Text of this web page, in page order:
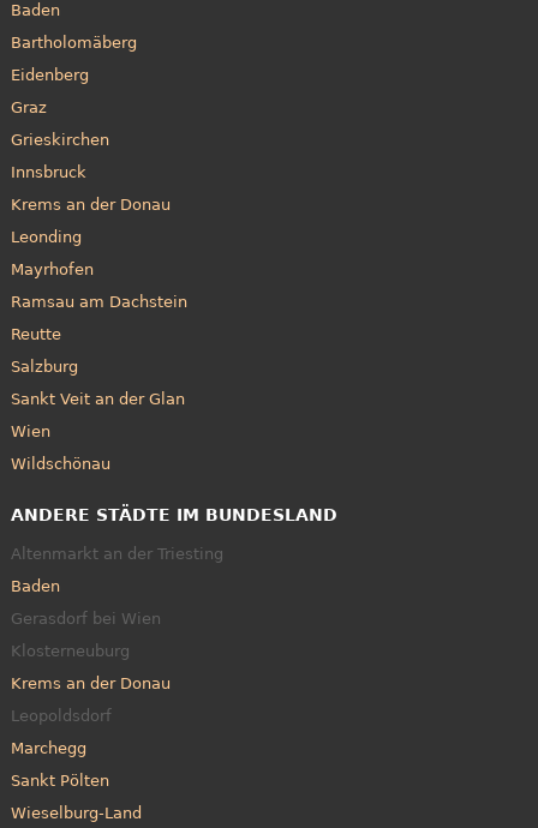
Baden
Bartholomäberg
Eidenberg
Graz
Grieskirchen
Innsbruck
Krems an der Donau
Leonding
Mayrhofen
Ramsau am Dachstein
Reutte
Salzburg
Sankt Veit an der Glan
Wien
Wildschönau
ANDERE STÄDTE IM BUNDESLAND
Altenmarkt an der Triesting
Baden
Gerasdorf bei Wien
Klosterneuburg
Krems an der Donau
Leopoldsdorf
Marchegg
Sankt Pölten
Wieselburg-Land